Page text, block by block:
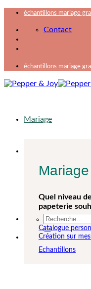
Passer
contenu
échantillons mariage
Contact
échantillons mariage
Recherche
pour :
Mariage
Mariage
Quel niveau
papeterie
Catalogue
Création sur
Echantillons